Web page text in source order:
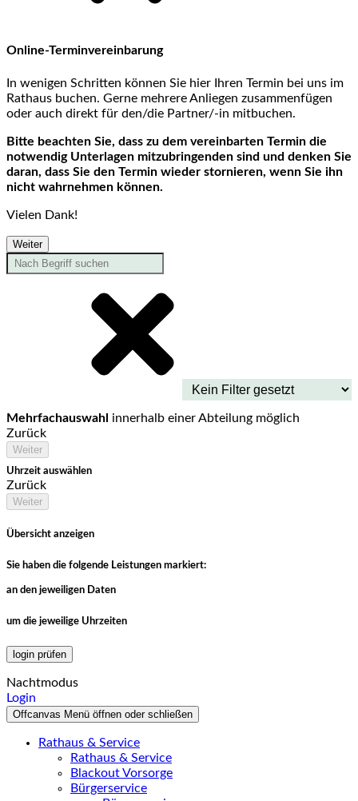
Online-Terminvereinbarung
In wenigen Schritten können Sie hier Ihren Termin bei uns im
Rathaus buchen. Gerne mehrere Anliegen zusammenfügen
oder auch direkt für den/die Partner/-in mitbuchen.
Bitte beachten Sie, dass zu dem vereinbarten Termin die
notwendig Unterlagen mitzubringenden sind und denken Sie
daran, dass Sie den Termin wieder stornieren, wenn Sie ihn
nicht wahrnehmen können.
Vielen Dank!
Weiter
Mehrfachauswahl innerhalb einer Abteilung möglich
Zurück
Weiter
Uhrzeit auswählen
Zurück
Weiter
Übersicht anzeigen
Sie haben die folgende Leistungen markiert:
an den jeweiligen Daten
um die jeweilige Uhrzeiten
login prüfen
Nachtmodus
Login
Offcanvas Menü öffnen oder schließen
Rathaus & Service
Rathaus & Service
Blackout Vorsorge
Bürgerservice